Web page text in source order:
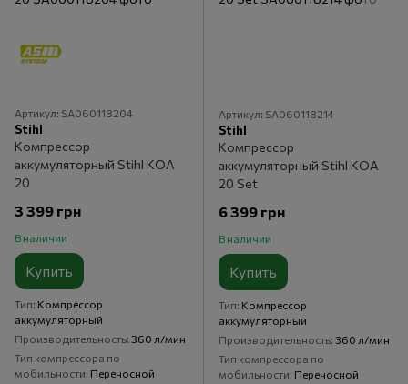
Артикул: SA060118204
Stihl
Компрессор
аккумуляторный Stihl KOA
20
3 399 грн
В наличии
Купить
Тип Компрессор
аккумуляторный
Производительность 360 л/мин
Тип компрессора по
мобильности Переносной
Артикул: SA060118214
Stihl
Компрессор
аккумуляторный Stihl KOA
20 Set
6 399 грн
В наличии
Купить
Тип Компрессор
аккумуляторный
Производительность 360 л/мин
Тип компрессора по
мобильности Переносной